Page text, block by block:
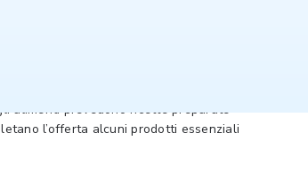
alimenti prevedono ricette preparate
l’offerta alcuni prodotti essenziali